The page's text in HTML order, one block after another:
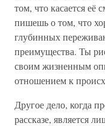
том, что касается её
пишешь о том, что
глубинных
преимущества. Ты
своим жизненным
отношением к
Другое дело, когда
рассказе, является